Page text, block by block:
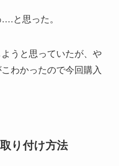
と思った。
うと思っていたが、や
わかったので今回購入
り付け方法